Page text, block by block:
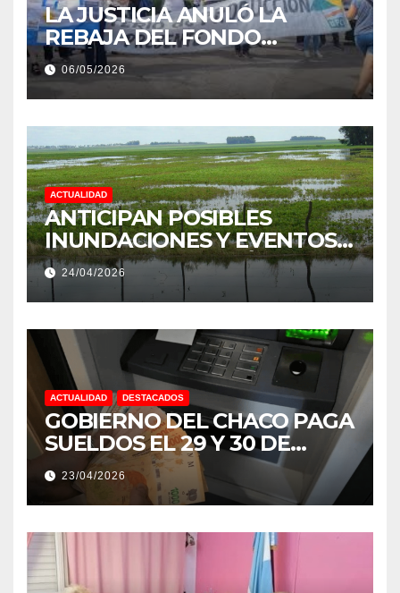
LA JUSTICIA ANULÓ LA
REBAJA DEL FONDO
ESTÍMULO A EMPLEADOS DE
PRODUCCIÓN DE LA
PROVINCIA DEL CHACO
06/05/2026
ACTUALIDAD
ANTICIPAN POSIBLES
INUNDACIONES Y EVENTOS
EXTREMOS: “PODRÍA SER UN
NIÑO MUY IMPORTANTE”
24/04/2026
ACTUALIDAD DESTACADOS
GOBIERNO DEL CHACO PAGA
SUELDOS EL 29 Y 30 DE
ABRIL, CON EL 2% DE
AUMENTO
23/04/2026